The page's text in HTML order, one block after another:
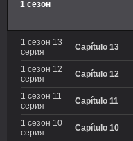
1 сезон
1 сезон 13
серия
Capítulo 13
1 сезон 12
серия
Capítulo 12
1 сезон 11
серия
Capítulo 11
1 сезон 10
серия
Capítulo 10